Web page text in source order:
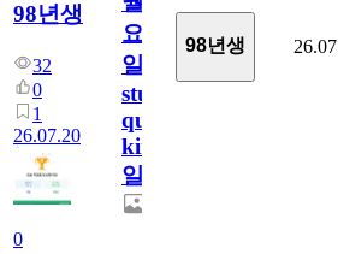
98년생
32
0
1
26.07.20
0
요
일/English
study
quiz
king762
일
98년생